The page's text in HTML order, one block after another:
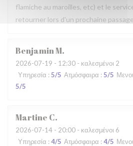
flamiche au maroilles, etc) et le
retourner lors d'un prochaine
BenjaminM
2026-07-19 - 12:30 - καλεσμένοι 2
Υπηρεσία : 5/5 Ατμόσφαιρα : 5/5
5/5
Martine C
2026-07-14 - 20:00 - καλεσμένοι 6
Υπηρεσία : 4/5 Ατμόσφαιρα : 4/5